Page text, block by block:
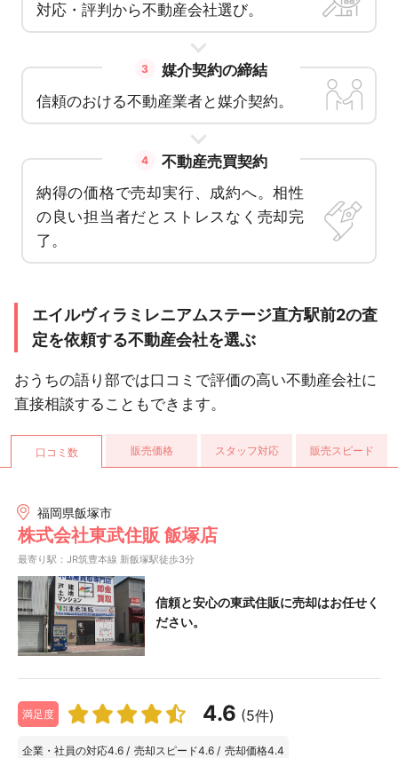
対応・評判から不動産会社選び。
3
媒介契約の締結
信頼のおける不動産業者と媒介契約。
4
不動産売買契約
納得の価格で売却実行、成約へ。相性
の良い担当者だとストレスなく売却完
了。
エイルヴィラミレニアムステージ直方駅前2の査
定を依頼する不動産会社を選ぶ
おうちの語り部では口コミで評価の高い不動産会社に
直接相談することもできます。
口コミ数 販売価格 スタッフ対応 販売スピード
福岡県飯塚市
株式会社東武住販 飯塚店
最寄り駅：JR筑豊本線 新飯塚駅徒歩3分
信頼と安心の東武住販に売却はお任せく
ださい。
満足度 4.6 (5件)
企業・社員の対応4.6 / 売却スピード4.6 / 売却価格4.4